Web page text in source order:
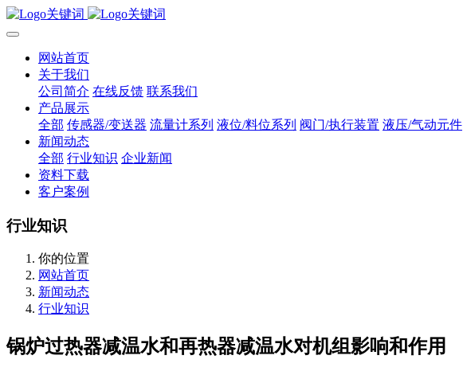
网站首页
关于我们
公司简介 在线反馈 联系我们
产品展示
全部 传感器/变送器 流量计系列 液位/料位系列 阀门/执行装置 液压/气动元件
新闻动态
全部 行业知识 企业新闻
资料下载
客户案例
行业知识
你的位置
网站首页
新闻动态
行业知识
锅炉过热器减温水和再热器减温水对机组影响和作用